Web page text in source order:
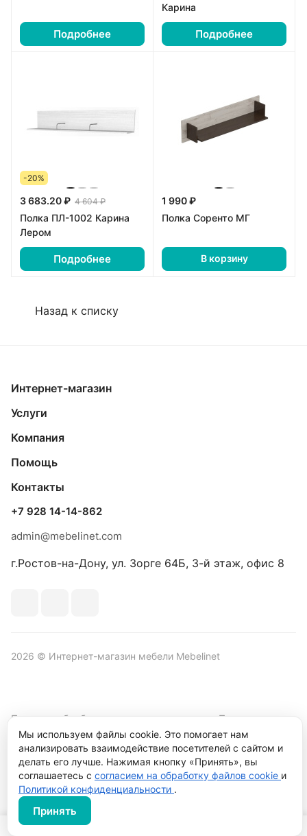
Подробнее
Карина
Подробнее
-20%
3 683.20 ₽ 4 604 ₽
Полка ПЛ-1002 Карина
Лером
Подробнее
1 990 ₽
Полка Соренто МГ
В корзину
Назад к списку
Интернет-магазин
Услуги
Компания
Помощь
Контакты
+7 928 14-14-862
admin@mebelinet.com
г.Ростов-на-Дону, ул. Зорге 64Б, 3-й этаж, офис 8
2026 © Интернет-магазин мебели Mebelinet
Политика обработки персональных данных
Политика
конфиденциальности
Продвижение сайта студияРекламный контент
Мы используем файлы cookie. Это помогает нам
анализировать взаимодействие посетителей с сайтом и
делать его лучше. Нажимая кнопку «Принять», вы
соглашаетесь с согласием на обработку файлов cookie и
Политикой конфиденциальности .
Принять